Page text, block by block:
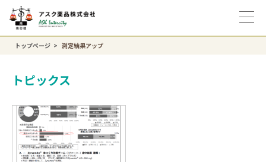
トップページ 測定結果アップ
トピックス